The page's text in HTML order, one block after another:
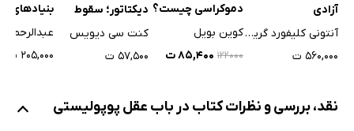
آزادی
آنتونی کلیفورد گریلینگ
۵۶۰,۰۰۰ ت
دموکراسی چیست؟
کوین بویل
۱۲۲۰۰۰ ۸۵,۴۰۰ ت
دیکتاتور؛ سقوط
دموکراسی
کنت سی دیویس
۵۷,۵۰۰ ت
بنیادهای
سیاست
عبدالرحمن
۲۰۵,۰۰۰ ت
نقد، بررسی و نظرات کتاب در باب عقل پوپولیستی